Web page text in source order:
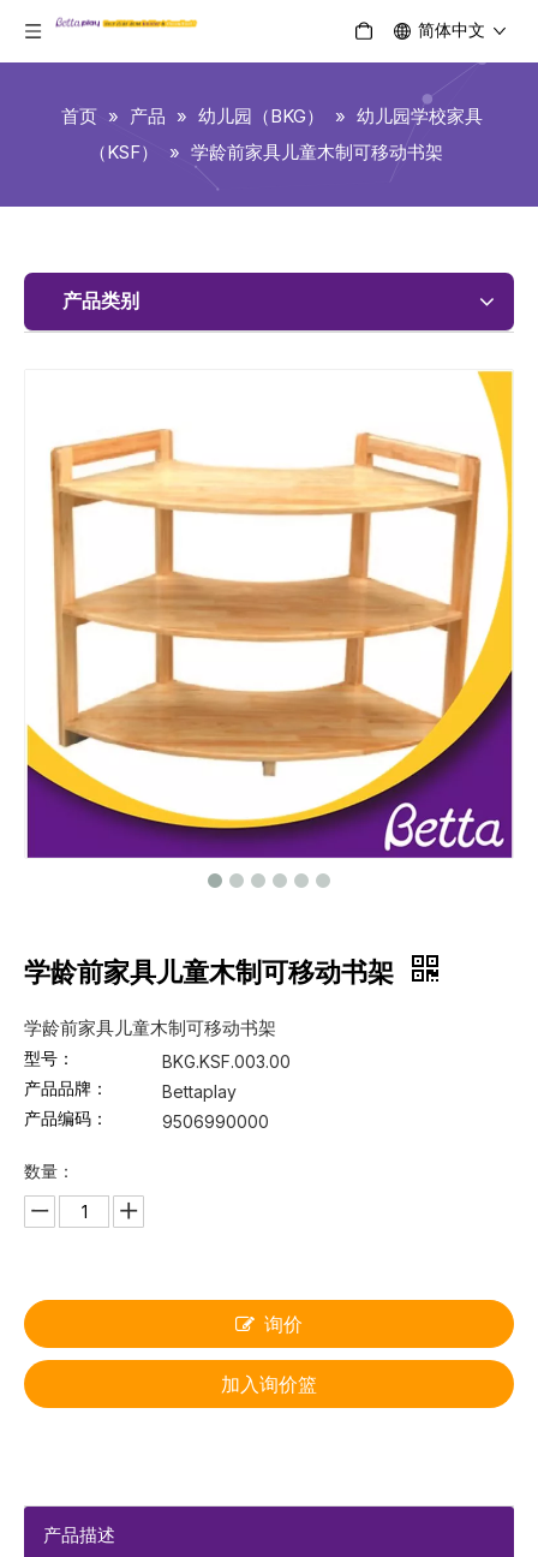
简体中文
首页 » 产品 » 幼儿园（BKG） » 幼儿园学校家具
（KSF）
» 学龄前家具儿童木制可移动书架
产品类别
学龄前家具儿童木制可移动书架
学龄前家具儿童木制可移动书架
型号：
BKG.KSF.003.00
产品品牌：
Bettaplay
产品编码：
9506990000
数量：
询价
加入询价篮
产品描述